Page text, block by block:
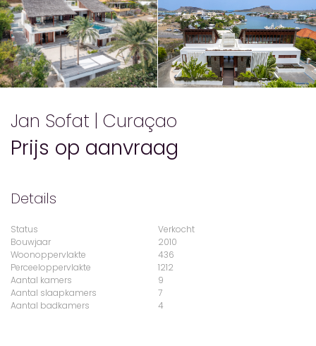
Jan Sofat | Curaçao
Prijs op aanvraag
Details
Status
Verkocht
Bouwjaar
2010
Woonoppervlakte
436
Perceeloppervlakte
1212
Aantal kamers
9
Aantal slaapkamers
7
Aantal badkamers
4